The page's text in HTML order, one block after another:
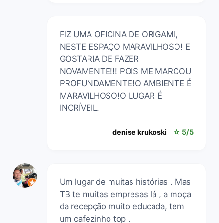
FIZ UMA OFICINA DE ORIGAMI,
NESTE ESPAÇO MARAVILHOSO! E
GOSTARIA DE FAZER
NOVAMENTE!!! POIS ME MARCOU
PROFUNDAMENTE!O AMBIENTE É
MARAVILHOSO!O LUGAR É
INCRÍVEIL.
denise krukoski ☆ 5/5
Um lugar de muitas histórias . Mas
TB te muitas empresas lá , a moça
da recepção muito educada, tem
um cafezinho top .